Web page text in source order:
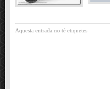
Aquesta entrada no té etiquetes